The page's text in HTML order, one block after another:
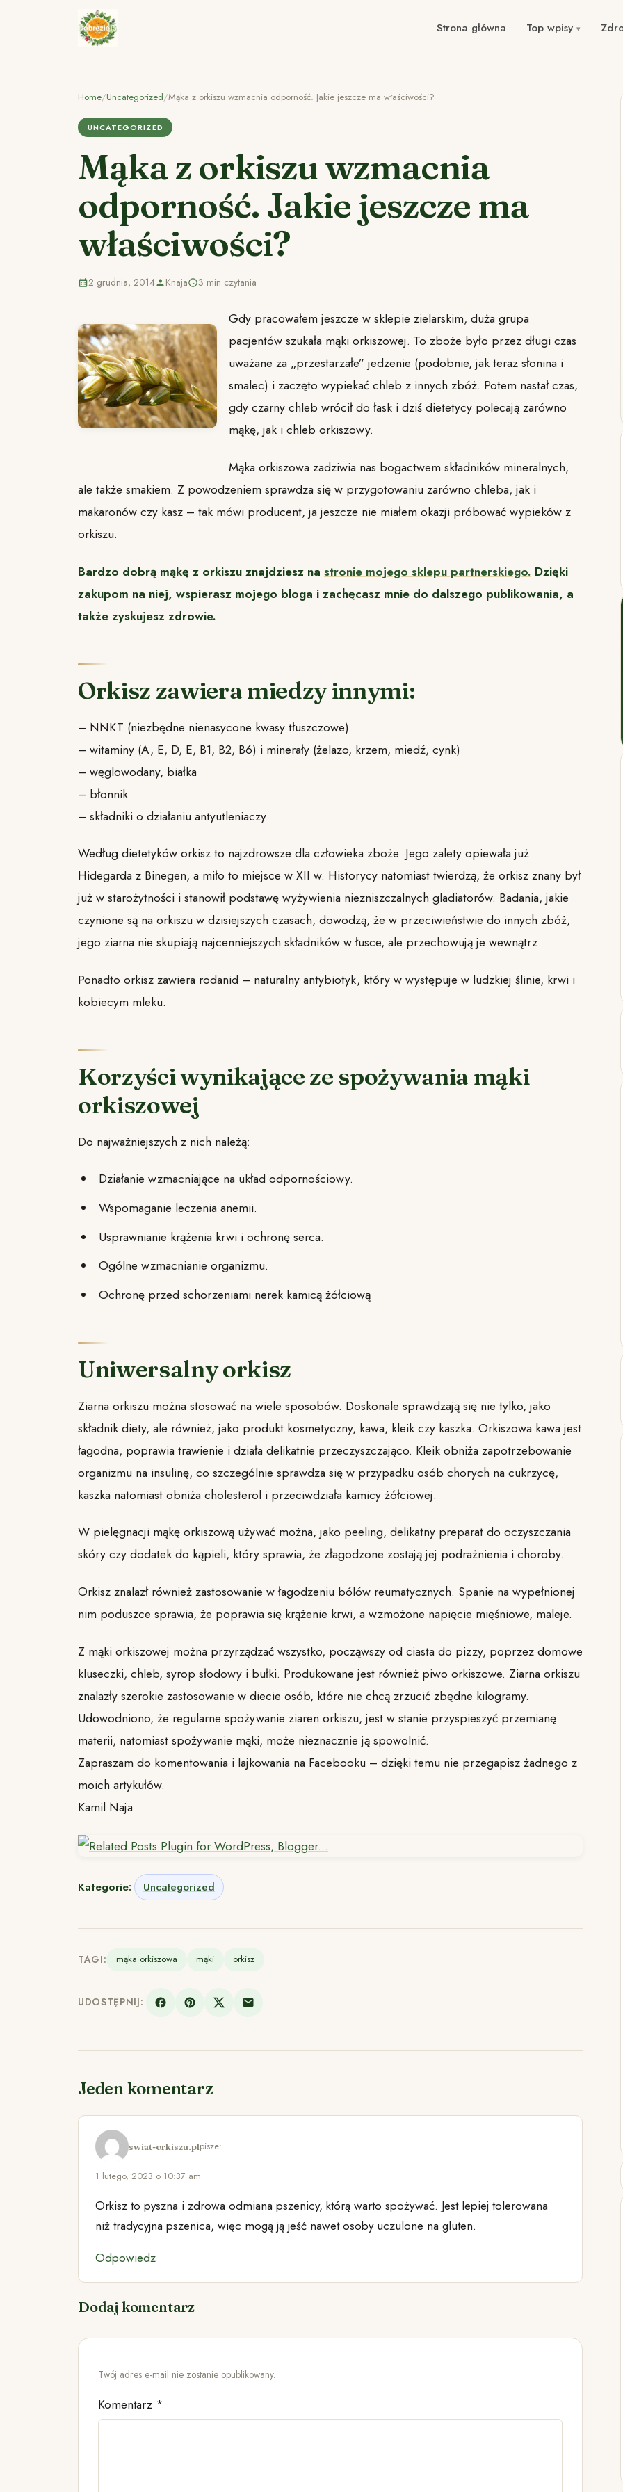
Strona główna Top wpisy
Home/Uncategorized/Mąka z orkiszu wzmacnia odporność. Jakie jeszcze ma właściwości?
UNCATEGORIZED
Mąka z orkiszu wzmacnia
odporność. Jakie jeszcze ma
właściwości?
2 grudnia, 2014 Knaja 3 min czytania
Gdy pracowałem jeszcze w sklepie zielarskim, duża grupa
pacjentów szukała mąki orkiszowej. To zboże było przez długi czas
uważane za „przestarzałe” jedzenie (podobnie, jak teraz słonina i
smalec) i zaczęto wypiekać chleb z innych zbóż. Potem nastał czas,
gdy czarny chleb wrócił do łask i dziś dietetycy polecają zarówno
mąkę, jak i chleb orkiszowy.
Mąka orkiszowa zadziwia nas bogactwem składników mineralnych,
ale także smakiem. Z powodzeniem sprawdza się w przygotowaniu zarówno chleba, jak i
makaronów czy kasz – tak mówi producent, ja jeszcze nie miałem okazji próbować wypieków z
orkiszu.
Bardzo dobrą mąkę z orkiszu znajdziesz na stronie mojego sklepu partnerskiego. Dzięki
zakupom na niej, wspierasz mojego bloga i zachęcasz mnie do dalszego publikowania, a
także zyskujesz zdrowie.
Orkisz zawiera miedzy innymi:
– NNKT (niezbędne nienasycone kwasy tłuszczowe)
– witaminy (A, E, D, E, B1, B2, B6) i minerały (żelazo, krzem, miedź, cynk)
– węglowodany, białka
– błonnik
– składniki o działaniu antyutleniaczy
Według dietetyków orkisz to najzdrowsze dla człowieka zboże. Jego zalety opiewała już
Hidegarda z Binegen, a miło to miejsce w XII w. Historycy natomiast twierdzą, że orkisz znany był
już w starożytności i stanowił podstawę wyżywienia niezniszczalnych gladiatorów. Badania, jakie
czynione są na orkiszu w dzisiejszych czasach, dowodzą, że w przeciwieństwie do innych zbóż,
jego ziarna nie skupiają najcenniejszych składników w łusce, ale przechowują je wewnątrz.
Ponadto orkisz zawiera rodanid – naturalny antybiotyk, który w występuje w ludzkiej ślinie, krwi i
kobiecym mleku.
Korzyści wynikające ze spożywania mąki
orkiszowej
Do najważniejszych z nich należą:
Działanie wzmacniające na układ odpornościowy.
Wspomaganie leczenia anemii.
Usprawnianie krążenia krwi i ochronę serca.
Ogólne wzmacnianie organizmu.
Ochronę przed schorzeniami nerek kamicą żółciową
Uniwersalny orkisz
Ziarna orkiszu można stosować na wiele sposobów. Doskonale sprawdzają się nie tylko, jako
składnik diety, ale również, jako produkt kosmetyczny, kawa, kleik czy kaszka. Orkiszowa kawa jest
łagodna, poprawia trawienie i działa delikatnie przeczyszczająco. Kleik obniża zapotrzebowanie
organizmu na insulinę, co szczególnie sprawdza się w przypadku osób chorych na cukrzycę,
kaszka natomiast obniża cholesterol i przeciwdziała kamicy żółciowej.
W pielęgnacji mąkę orkiszową używać można, jako peeling, delikatny preparat do oczyszczania
skóry czy dodatek do kąpieli, który sprawia, że złagodzone zostają jej podrażnienia i choroby.
Orkisz znalazł również zastosowanie w łagodzeniu bólów reumatycznych. Spanie na wypełnionej
nim poduszce sprawia, że poprawia się krążenie krwi, a wzmożone napięcie mięśniowe, maleje.
Z mąki orkiszowej można przyrządzać wszystko, począwszy od ciasta do pizzy, poprzez domowe
kluseczki, chleb, syrop słodowy i bułki. Produkowane jest również piwo orkiszowe. Ziarna orkiszu
znalazły szerokie zastosowanie w diecie osób, które nie chcą zrzucić zbędne kilogramy.
Udowodniono, że regularne spożywanie ziaren orkiszu, jest w stanie przyspieszyć przemianę
materii, natomiast spożywanie mąki, może nieznacznie ją spowolnić.
Zapraszam do komentowania i lajkowania na Facebooku – dzięki temu nie przegapisz żadnego z
moich artykułów.
Kamil Naja
Kategorie: Uncategorized
TAGI: mąka orkiszowa mąki orkisz
UDOSTĘPNIJ:
Jeden komentarz
swiat-orkiszu.plpisze:
1 lutego, 2023 o 10:37 am
Orkisz to pyszna i zdrowa odmiana pszenicy, którą warto spożywać. Jest lepiej tolerowana
niż tradycyjna pszenica, więc mogą ją jeść nawet osoby uczulone na gluten.
Odpowiedz
Dodaj komentarz
Twój adres e-mail nie zostanie opublikowany.
Komentarz *